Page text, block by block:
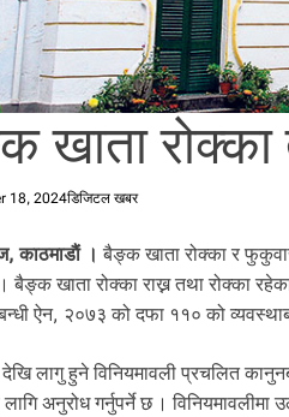
खाता रोक्का
18, 2024डिजिटल खबर
काठमाडाैं । बैङ्क खाता रोक्का र
बैङ्क खाता रोक्का राख्न तथा रोक्का
ऐन, २०७३ को दफा ११० को
लागु हुने विनियमावली प्रचलित
अनुरोध गर्नुपर्ने छ ।